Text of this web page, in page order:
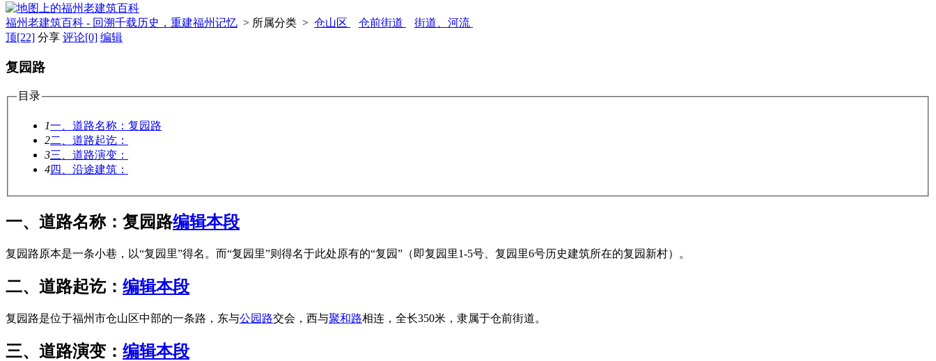
福州老建筑百科 - 回溯千载历史，重建福州记忆 > 所属分类 > 仓山区 仓前街道
街道、河流
顶[22] 分享 评论[0] 编辑
复园路
目录
1一、道路名称：复园路
2二、道路起讫：
3三、道路演变：
4四、沿途建筑：
一、道路名称：复园路编辑本段
复园路原本是一条小巷，以“复园里”得名。而“复园里”则得名于此处原有的“复园”（即复园里1-5号、复园里6号历史建筑所在的复园新村）。
二、道路起讫： 编辑本段
复园路是位于福州市仓山区中部的一条路，东与公园路交会，西与聚和路相连，全长350米，隶属于仓前街道。
三、道路演变： 编辑本段